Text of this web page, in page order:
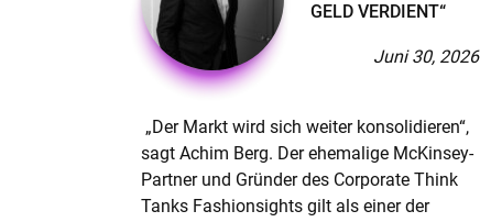
GELD VERDIENT“
Juni 30, 2026
„Der Markt wird sich weiter konsolidieren“,
sagt Achim Berg. Der ehemalige McKinsey-
Partner und Gründer des Corporate Think
Tanks Fashionsights gilt als einer der